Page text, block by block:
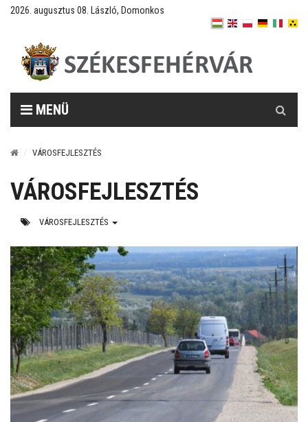
2026. augusztus 08. László, Domonkos
MENÜ
VÁROSFEJLESZTÉS
VÁROSFEJLESZTÉS
VÁROSFEJLESZTÉS